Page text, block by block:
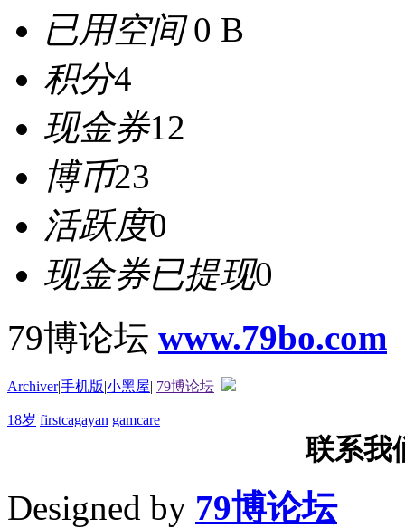
已用空间0 B
积分4
现金券12
博币23
活跃度0
现金券已提现0
79博论坛 www.79bo.com
Archiver|手机版|小黑屋| 79博论坛
18岁 firstcagayan gamcare
联系我
Designed by 79博论坛